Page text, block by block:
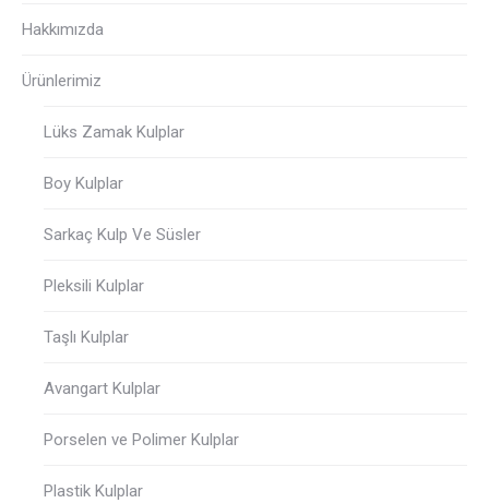
Hakkımızda
Ürünlerimiz
Lüks Zamak Kulplar
Boy Kulplar
Sarkaç Kulp Ve Süsler
Pleksili Kulplar
Taşlı Kulplar
Avangart Kulplar
Porselen ve Polimer Kulplar
Plastik Kulplar